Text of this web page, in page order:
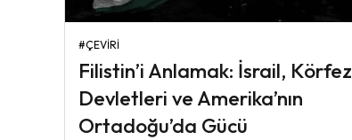
#ÇEVIRI
Filistin’i Anlamak: İsrail, Körfez
Devletleri ve Amerika’nın
Ortadoğu’da Gücü